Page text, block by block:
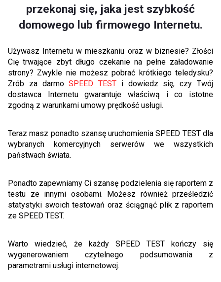
przekonaj się, jaka jest szybkość
domowego lub firmowego Internetu.
Używasz Internetu w mieszkaniu oraz w biznesie? Złości
Cię trwające zbyt długo czekanie na pełne załadowanie
strony? Zwykle nie możesz pobrać krótkiego teledysku?
Zrób za darmoSPEED TEST i dowiedz się, czy Twój
dostawca Internetu gwarantuje właściwą i co istotne
zgodną z warunkami umowy prędkość usługi.
Teraz masz ponadto szansę uruchomienia SPEED TEST dla
wybranych komercyjnych serwerów we wszystkich
państwach świata.
Ponadto zapewniamy Ci szansę podzielenia się raportem z
testu ze innymi osobami. Możesz również prześledzić
statystyki swoich testowań oraz ściągnąć plik z raportem
ze SPEED TEST.
Warto wiedzieć, że każdy SPEED TEST kończy się
wygenerowaniem czytelnego podsumowania z
parametrami usługi internetowej.